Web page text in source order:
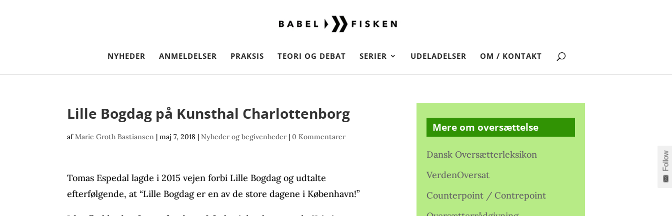
NYHEDER ANMELDELSER PRAKSIS TEORI OG DEBAT SERIER UDELADELSER OM / KONTAKT
Lille Bogdag på Kunsthal Charlottenborg
afMarie Groth Bastiansen |maj 7, 2018 |Nyheder og begivenheder |0 Kommentarer
Tomas Espedal lagde i 2015 vejen forbi Lille Bogdag og udtalte
efterfølgende, at “Lille Bogdag er en av de store dagene i København!”
Mere om oversættelse
Dansk Oversætterleksikon
VerdenOversat
Counterpoint / Contrepoint
Follow